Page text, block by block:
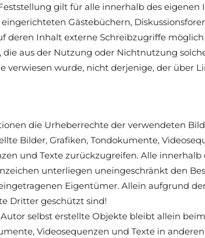
gilt für alle innerhalb des
Gästebüchern,
deren Inhalt externe Schreibzugriffe
die aus der Nutzung oder Nichtnutzung
verwiesen wurde, nicht derjenige, der über
die Urheberrechte der verwendeten
Bilder, Grafiken, Tondokumente,
und Texte zurückzugreifen. Alle
unterliegen uneingeschränkt den
Eigentümer. Allein aufgrund
Dritter geschützt sind!
selbst erstellte Objekte bleibt allein
Videosequenzen und Texte in